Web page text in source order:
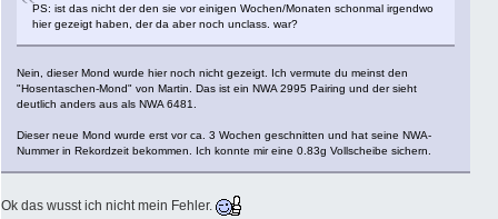
PS: ist das nicht der den sie vor einigen Wochen/Monaten schonmal irgendwo
hier gezeigt haben, der da aber noch unclass. war?
Nein, dieser Mond wurde hier noch nicht gezeigt. Ich vermute du meinst den
"Hosentaschen-Mond" von Martin. Das ist ein NWA 2995 Pairing und der sieht
deutlich anders aus als NWA 6481.
Dieser neue Mond wurde erst vor ca. 3 Wochen geschnitten und hat seine NWA-
Nummer in Rekordzeit bekommen. Ich konnte mir eine 0.83g Vollscheibe sichern.
Ok das wusst ich nicht mein Fehler.